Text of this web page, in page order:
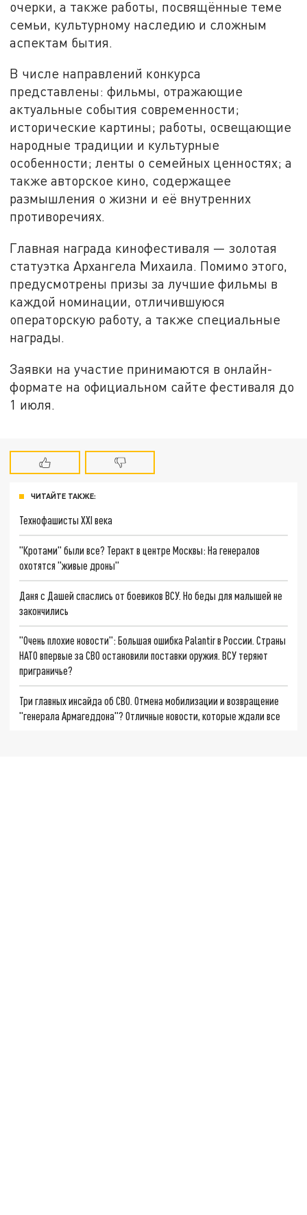
очерки, а также работы, посвящённые теме
семьи, культурному наследию и сложным
аспектам бытия.
В числе направлений конкурса
представлены: фильмы, отражающие
актуальные события современности;
исторические картины; работы, освещающие
народные традиции и культурные
особенности; ленты о семейных ценностях; а
также авторское кино, содержащее
размышления о жизни и её внутренних
противоречиях.
Главная награда кинофестиваля — золотая
статуэтка Архангела Михаила. Помимо этого,
предусмотрены призы за лучшие фильмы в
каждой номинации, отличившуюся
операторскую работу, а также специальные
награды.
Заявки на участие принимаются в онлайн-
формате на официальном сайте фестиваля до
1 июля.
ЧИТАЙТЕ ТАКЖЕ:
Технофашисты XXI века
"Кротами" были все? Теракт в центре Москвы: На генералов
охотятся "живые дроны"
Даня с Дашей спаслись от боевиков ВСУ. Но беды для малышей не
закончились
"Очень плохие новости": Большая ошибка Palantir в России. Страны
НАТО впервые за СВО остановили поставки оружия. ВСУ теряют
приграничье?
Три главных инсайда об СВО. Отмена мобилизации и возвращение
"генерала Армагеддона"? Отличные новости, которые ждали все